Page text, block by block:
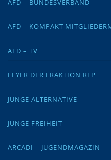
AFD – BUNDESVERBAND
AFD – KOMPAKT
AFD – TV
FLYER DER FRAKTION RLP
JUNGE ALTERNATIVE
JUNGE FREIHEIT
ARCADI – JUGENDMAGAZIN